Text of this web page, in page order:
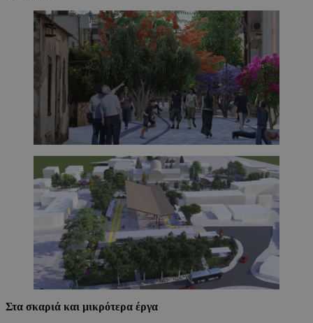
Στα σκαριά και μικρότερα έργα